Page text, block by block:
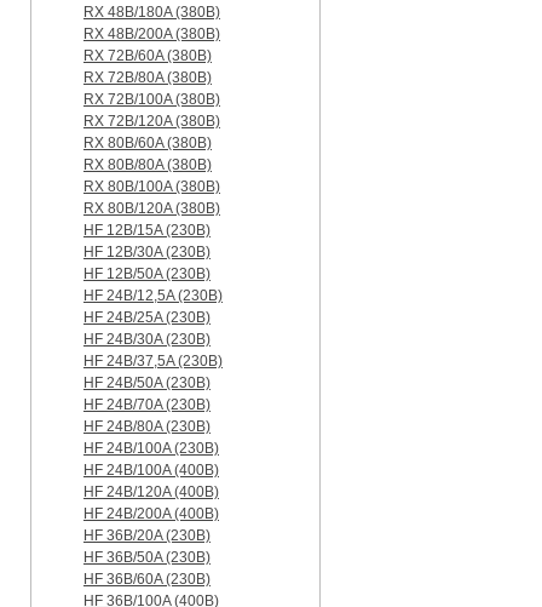
RX 48B/180A (380B)
RX 48B/200A (380B)
RX 72B/60A (380B)
RX 72B/80A (380B)
RX 72B/100A (380B)
RX 72B/120A (380B)
RX 80B/60A (380B)
RX 80B/80A (380B)
RX 80B/100A (380B)
RX 80B/120A (380B)
HF 12B/15A (230B)
HF 12B/30A (230B)
HF 12B/50A (230B)
HF 24B/12,5A (230B)
HF 24B/25A (230B)
HF 24B/30A (230B)
HF 24B/37,5A (230B)
HF 24B/50A (230B)
HF 24B/70A (230B)
HF 24B/80A (230B)
HF 24B/100A (230B)
HF 24B/100A (400B)
HF 24B/120A (400B)
HF 24B/200A (400B)
HF 36B/20A (230B)
HF 36B/50A (230B)
HF 36B/60A (230B)
HF 36B/100A (400B)